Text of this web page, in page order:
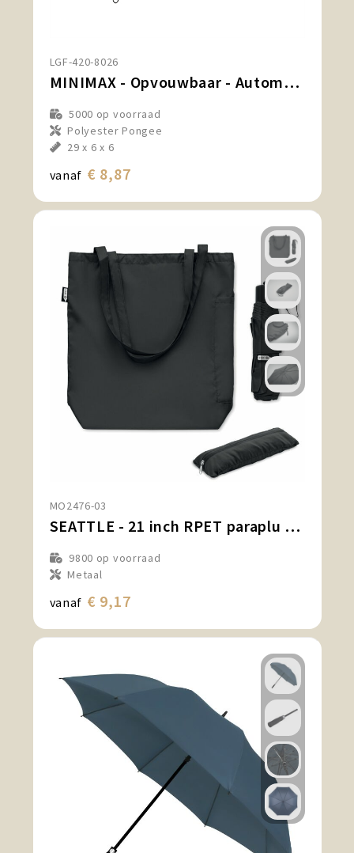
LGF-420-8026
MINIMAX - Opvouwbaar - Automatisch openen en sluiten - Windproof - 100 cm
5000 op voorraad
Polyester Pongee
29 x 6 x 6
vanaf € 8,87
MO2476-03
SEATTLE - 21 inch RPET paraplu set
9800 op voorraad
Metaal
vanaf € 9,17